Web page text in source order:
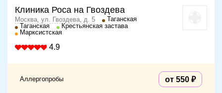
Клиника Роса на Гвоздева
Москва, ул. Гвоздева, д. 5
Таганская
Таганская
Крестьянская застава
Марксистская
4.9
Аллергопробы от 550